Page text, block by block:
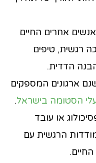
אחרים החיים
רגשית, טיפים
הדדית.
ארגונים המספקים
הסטומה בישראל.
או עובד
הרגשית עם
החיים.